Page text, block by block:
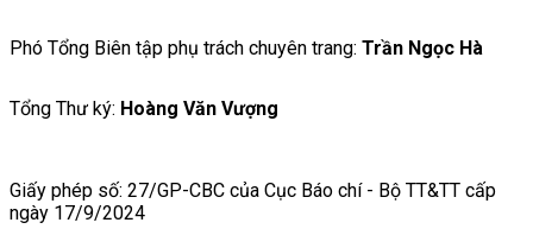
Phó Tổng Biên tập phụ trách chuyên trang: Trần Ngọc Hà
Tổng Thư ký: Hoàng Văn Vượng
Giấy phép số: 27/GP-CBC của Cục Báo chí - Bộ TT&TT cấp
ngày 17/9/2024